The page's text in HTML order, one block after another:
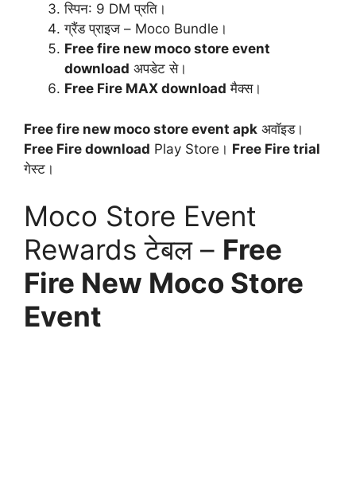
स्पिन: 9 DM प्रति।
ग्रैंड प्राइज – Moco Bundle।
Free fire new moco store event
download अपडेट से।
Free Fire MAX download मैक्स।
Free fire new moco store event apk अवॉइड।
Free Fire download Play Store। Free Fire trial
गेस्ट।
Moco Store Event
Rewards टेबल – Free
Fire New Moco Store
Event